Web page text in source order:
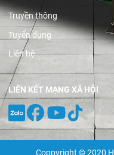
Truyền thông
Tuyển dụng
Liên hệ
LIÊN KẾT MẠNG XÃ HỘI
Coppyright © 2020